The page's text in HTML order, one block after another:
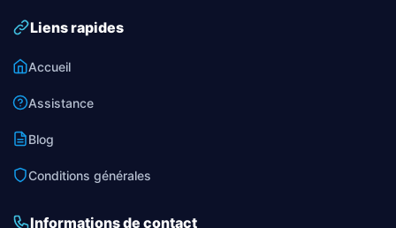
Liens rapides
Accueil
Assistance
Blog
Conditions générales
Informations de contact